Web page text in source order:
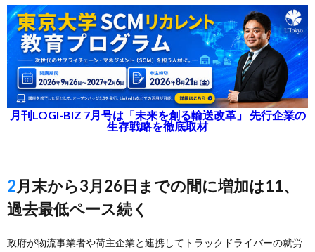
月刊LOGI-BIZ 7月号は「未来を創る輸送改革」 先行企業の
生存戦略を徹底取材
2月末から3月26日までの間に増加は11、
過去最低ペース続く
政府が物流事業者や荷主企業と連携してトラックドライバーの就労